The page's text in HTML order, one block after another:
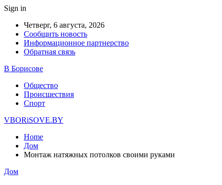
Sign in
Четверг, 6 августа, 2026
Сообщить новость
Информационное партнерство
Обратная связь
В Борисове
Общество
Происшествия
Спорт
VBORiSOVE.BY
Home
Дом
Монтаж натяжных потолков своими руками
Дом